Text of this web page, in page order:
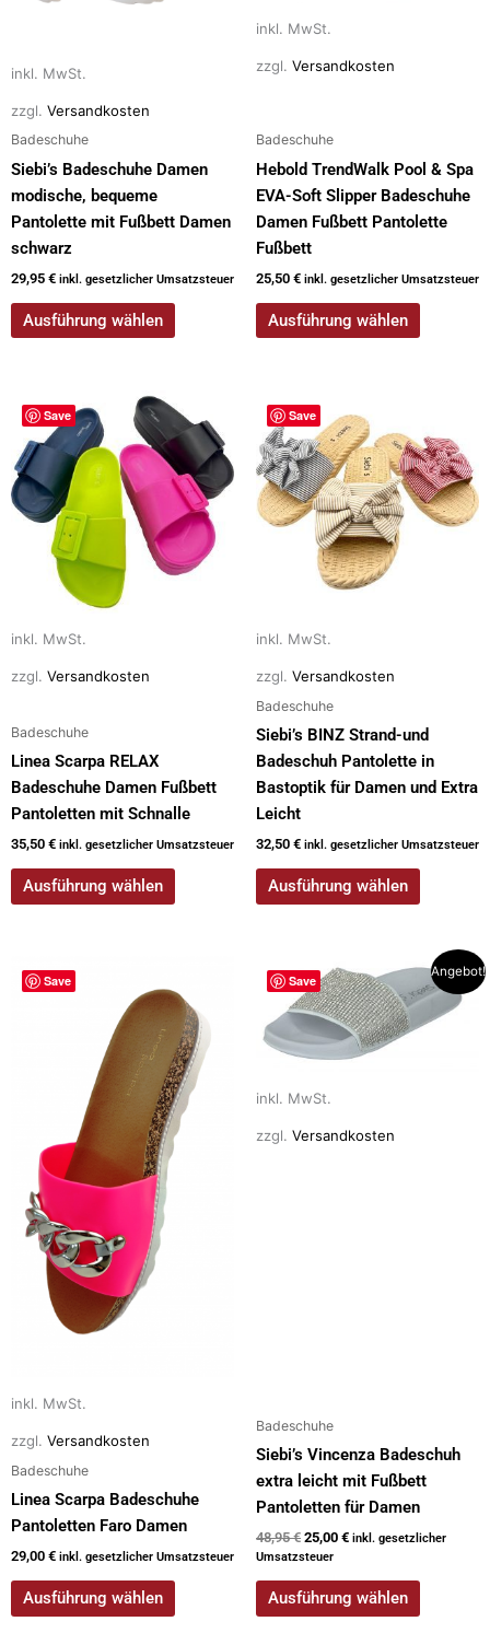
inkl. MwSt.
zzgl. Versandkosten
Badeschuhe
Siebi’s Badeschuhe Damen
modische, bequeme
Pantolette mit Fußbett Damen
schwarz
29,95 € inkl. gesetzlicher Umsatzsteuer
Ausführung wählen
auf
der
Produktseite
gewählt
werden
inkl. MwSt.
zzgl. Versandkosten
Badeschuhe
Hebold TrendWalk Pool & Spa
EVA-Soft Slipper Badeschuhe
Damen Fußbett Pantolette
Fußbett
25,50 € inkl. gesetzlicher Umsatzsteuer
Ausführung wählen
Optionen
können
Produktseite
gewählt
werden
Save
inkl. MwSt.
zzgl. Versandkosten
Badeschuhe
Linea Scarpa RELAX
Badeschuhe Damen Fußbett
Pantoletten mit Schnalle
35,50 € inkl. gesetzlicher Umsatzsteuer
Ausführung wählen
Dieses
Produkt
weist
mehrere
Varianten
Optionen
auf
Produktseite
werden
Save
inkl. MwSt.
zzgl. Versandkosten
Badeschuhe
Siebi’s BINZ Strand-und
Badeschuh Pantolette in
Bastoptik für Damen und Extra
Leicht
32,50 € inkl. gesetzlicher Umsatzsteuer
Ausführung wählen
Dieses
Produkt
weist
mehrere
Varianten
auf.
Optionen
auf
Produktseite
gewählt
werden
Save
inkl. MwSt.
zzgl. Versandkosten
Badeschuhe
Linea Scarpa Badeschuhe
Pantoletten Faro Damen
29,00 € inkl. gesetzlicher Umsatzsteuer
Ausführung wählen
Dieses
Produkt
Optionen
können
auf
der
Produktseite
gewählt
werden
Save
Angebot!
inkl. MwSt.
zzgl. Versandkosten
Badeschuhe
Siebi’s Vincenza Badeschuh
extra leicht mit Fußbett
Pantoletten für Damen
48,95€
Ursprünglicher
Preis
war:
48,95 €
25,00 €
Preis
ist:
25,00 €.
inkl. gesetzlicher
Umsatzsteuer
Ausführung wählen
Dieses
Produkt
weist
mehrere
auf.